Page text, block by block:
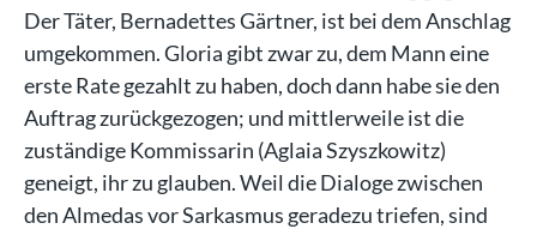
Der Täter, Bernadettes Gärtner, ist bei dem Anschlag
umgekommen. Gloria gibt zwar zu, dem Mann eine
erste Rate gezahlt zu haben, doch dann habe sie den
Auftrag zurückgezogen; und mittlerweile ist die
zuständige Kommissarin (Aglaia Szyszkowitz)
geneigt, ihr zu glauben. Weil die Dialoge zwischen
den Almedas vor Sarkasmus geradezu triefen, sind